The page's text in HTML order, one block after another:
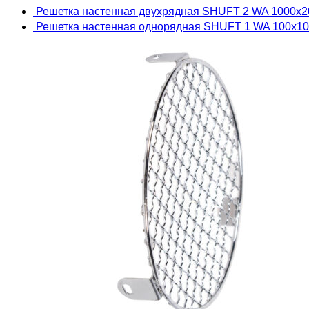
Решетка настенная двухрядная SHUFT 2 WA
Решетка настенная однорядная SHUFT 1 WA